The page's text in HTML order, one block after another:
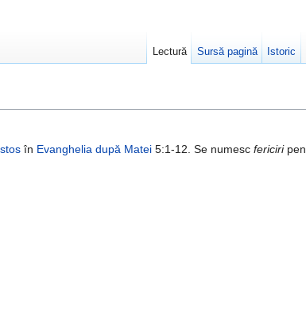
în Evanghelia după Matei 5:1-12. Se numesc fericiri
Lectură Sursă pagină Istoric